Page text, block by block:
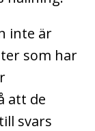
inte är
som har
att de
svars